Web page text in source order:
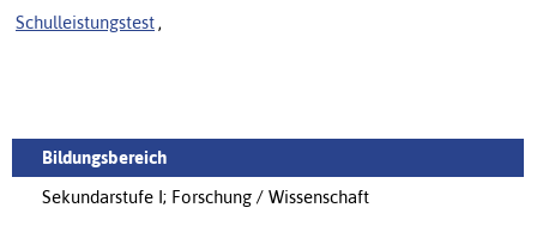
Schulleistungstest ,
Bildungsbereich
Sekundarstufe I; Forschung / Wissenschaft